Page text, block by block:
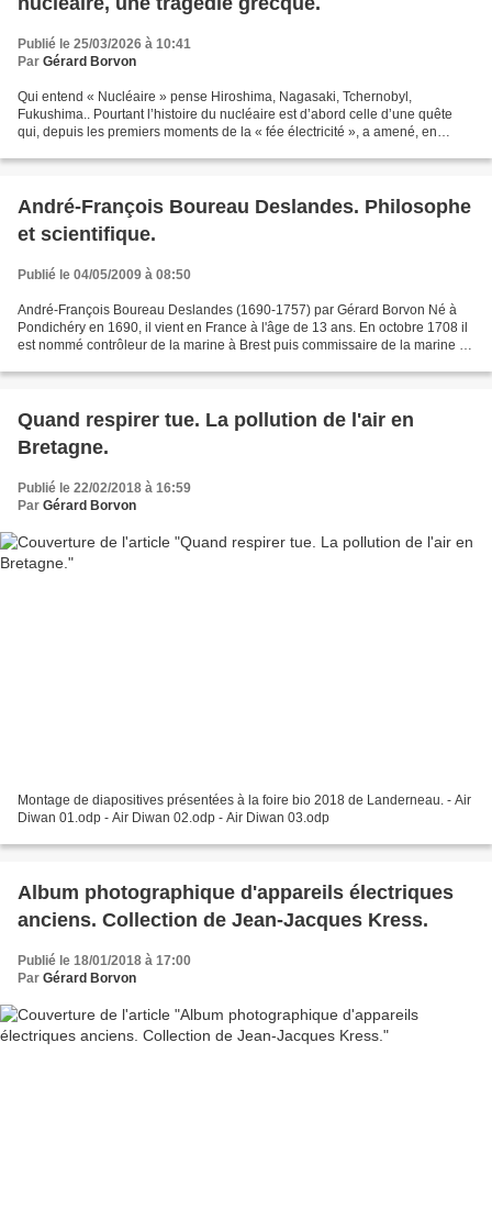
Publié le 25/03/2026 à 10:41
Par Gérard Borvon
Qui entend « Nucléaire » pense Hiroshima, Nagasaki, Tchernobyl,
Fukushima.. Pourtant l’histoire du nucléaire est d’abord celle d’une quête
qui, depuis les premiers moments de la « fée électricité », a amené, en
André-François Boureau Deslandes. Philosophe
et scientifique.
Publié le 04/05/2009 à 08:50
André-François Boureau Deslandes (1690-1757) par Gérard Borvon Né à
Pondichéry en 1690, il vient en France à l'âge de 13 ans. En octobre 1708 il
est nommé contrôleur de la marine à Brest puis commissaire de la marine en
Quand respirer tue. La pollution de l'air en
Bretagne.
Publié le 22/02/2018 à 16:59
Par Gérard Borvon
Montage de diapositives présentées à la foire bio 2018 de Landerneau. - Air
Diwan 01.odp - Air Diwan 02.odp - Air Diwan 03.odp
Album photographique d'appareils électriques
anciens. Collection de Jean-Jacques Kress.
Publié le 18/01/2018 à 17:00
Par Gérard Borvon